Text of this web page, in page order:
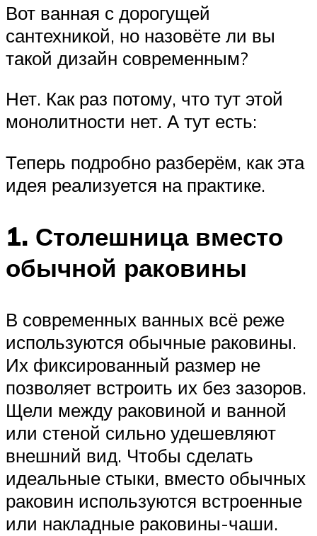
Вот ванная с дорогущей
сантехникой, но назовёте ли вы
такой дизайн современным?
Нет. Как раз потому, что тут этой
монолитности нет. А тут есть:
Теперь подробно разберём, как эта
идея реализуется на практике.
1. Столешница вместо
обычной раковины
В современных ванных всё реже
используются обычные раковины.
Их фиксированный размер не
позволяет встроить их без зазоров.
Щели между раковиной и ванной
или стеной сильно удешевляют
внешний вид. Чтобы сделать
идеальные стыки, вместо обычных
раковин используются встроенные
или накладные раковины-чаши.